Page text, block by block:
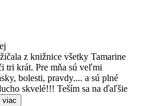
z knižnice všetky Tamarine
tri krát. Pre mňa sú veľmi
bolesti, pravdy.... a sú plné
skvelé!!! Teším sa na ďaľšie
viac